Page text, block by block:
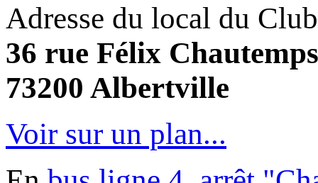
Adresse du local du
36 rue Félix Chautemps
73200 Albertville
Voir sur un plan...